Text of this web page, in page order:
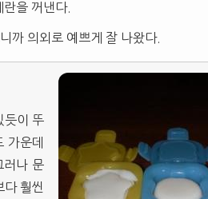
을 꺼낸다.
까 의외로 예쁘게 잘 나왔다.
듯이 뚜
가운데
러나 문
훨씬